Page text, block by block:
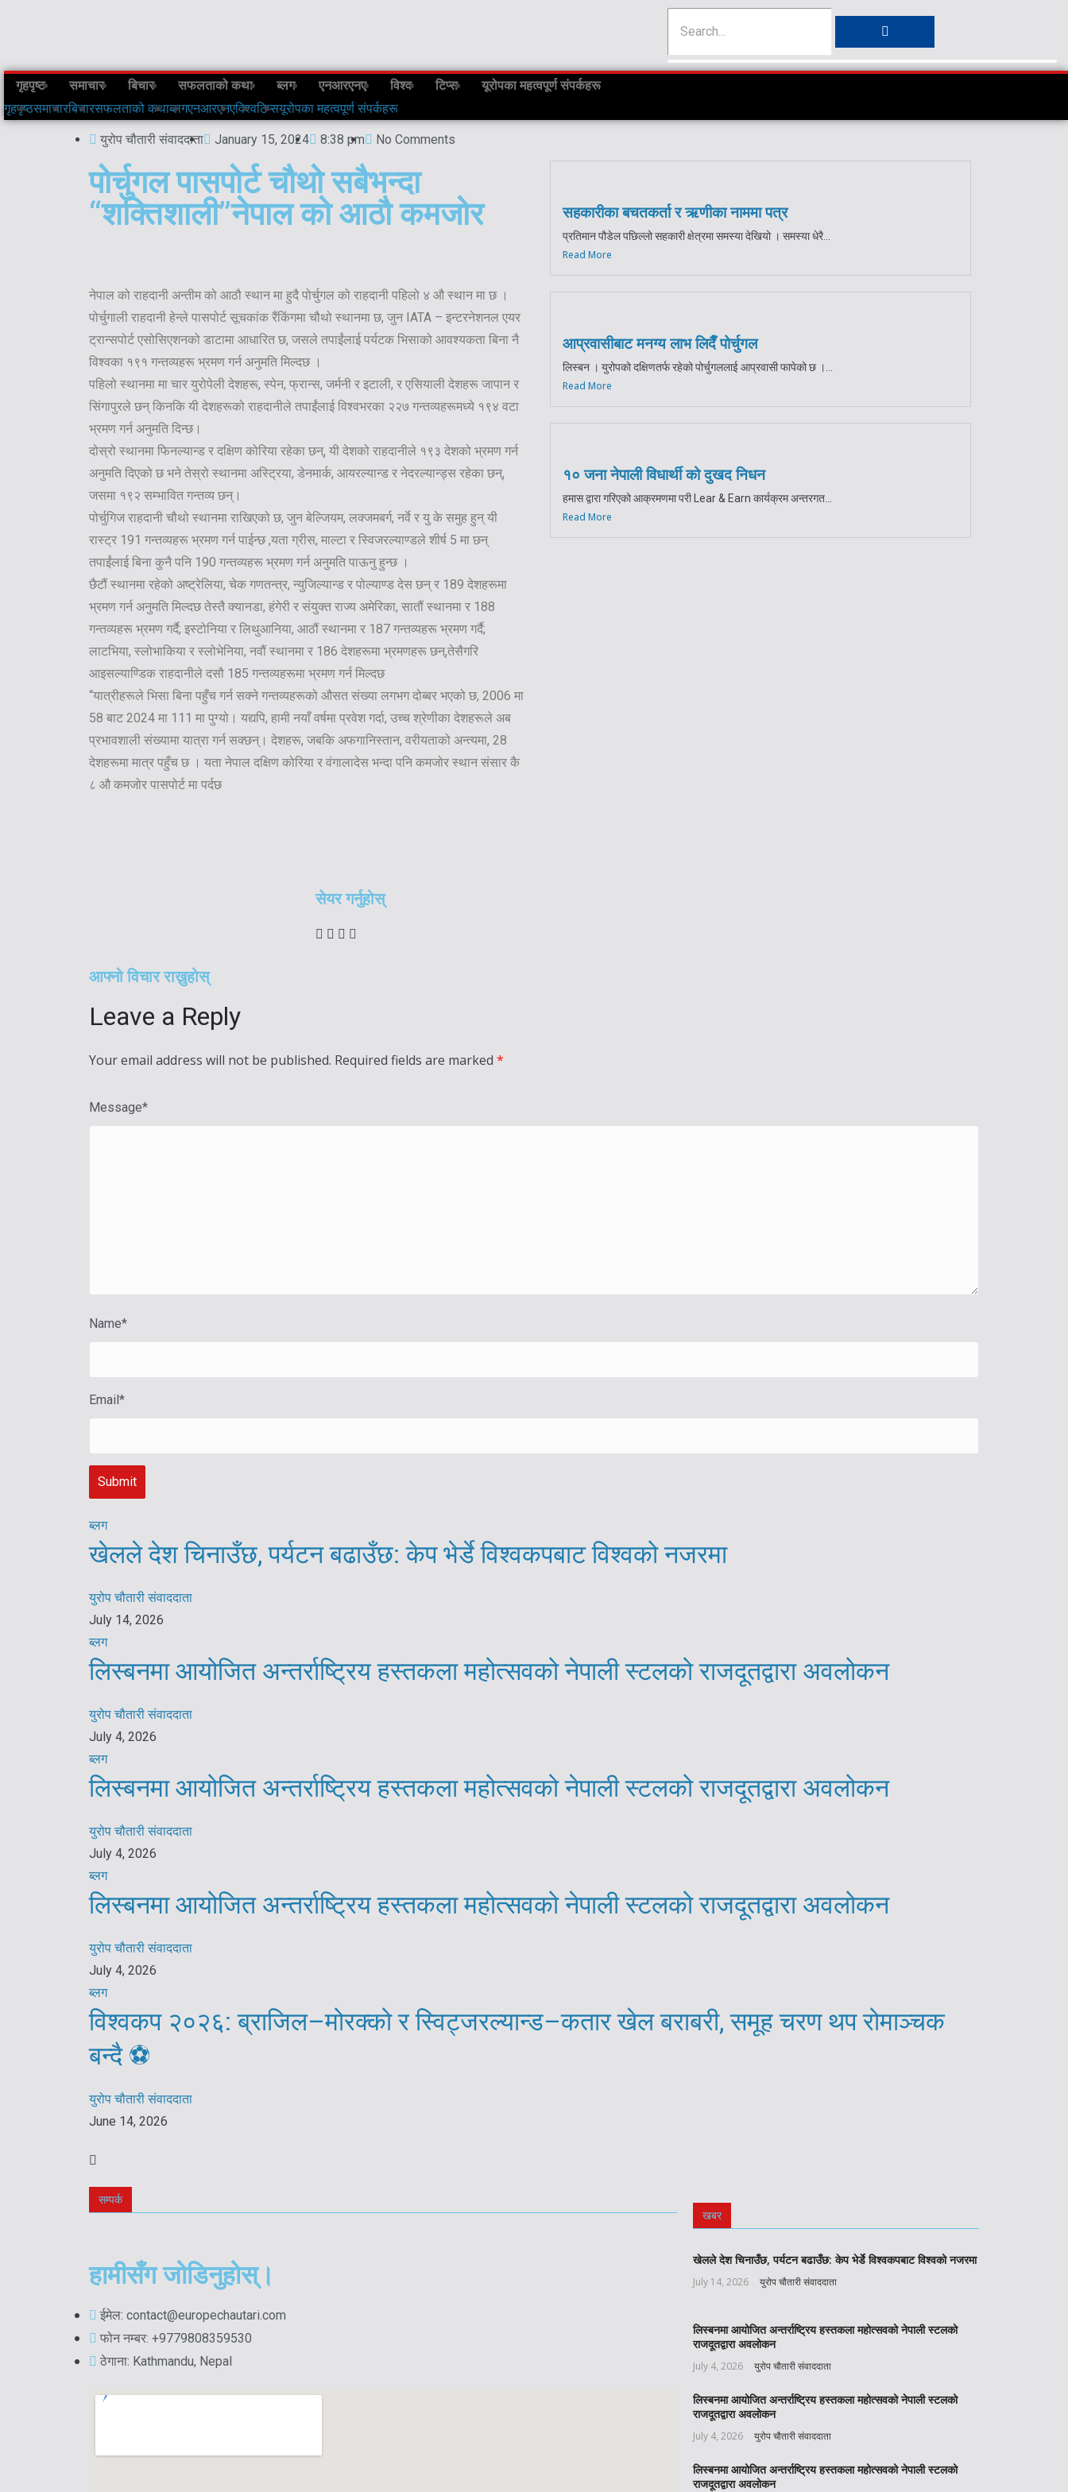
गृहपृष्ठ समाचार बिचार सफलताको कथा ब्लग एनआरएनए विश्व टिप्स
यूरोपका महत्वपूर्ण संपर्कहरू
गृहपृष्ठसमाचारबिचारसफलताको कथाब्लगएनआरएनएविश्वटिप्सयूरोपका महत्वपूर्ण संपर्कहरू
युरोप चौतारी संवाददाता January 15, 2024 8:38 pm No Comments
पोर्चुगल पासपोर्ट चौथो सबैभन्दा
“शक्तिशाली”नेपाल को आठौ कमजोर
नेपाल को राहदानी अन्तीम को आठौ स्थान मा हुदै पोर्चुगल को राहदानी पहिलो ४ औ स्थान मा छ ।
पोर्चुगाली राहदानी हेन्ले पासपोर्ट सूचकांक रैंकिंगमा चौथो स्थानमा छ, जुन IATA – इन्टरनेशनल एयर
ट्रान्सपोर्ट एसोसिएशनको डाटामा आधारित छ, जसले तपाईंलाई पर्यटक भिसाको आवश्यकता बिना नै
विश्वका १९१ गन्तव्यहरू भ्रमण गर्न अनुमति मिल्दछ ।
पहिलो स्थानमा मा चार युरोपेली देशहरू, स्पेन, फ्रान्स, जर्मनी र इटाली, र एसियाली देशहरू जापान र
सिंगापुरले छन् किनकि यी देशहरूको राहदानीले तपाईंलाई विश्वभरका २२७ गन्तव्यहरूमध्ये १९४ वटा
भ्रमण गर्न अनुमति दिन्छ।
दोस्रो स्थानमा फिनल्यान्ड र दक्षिण कोरिया रहेका छन्, यी देशको राहदानीले १९३ देशको भ्रमण गर्न
अनुमति दिएको छ भने तेस्रो स्थानमा अस्ट्रिया, डेनमार्क, आयरल्यान्ड र नेदरल्यान्ड्स रहेका छन्,
जसमा १९२ सम्भावित गन्तव्य छन्।
पोर्चुगिज राहदानी चौथो स्थानमा राखिएको छ, जुन बेल्जियम, लक्जमबर्ग, नर्वे र यु के समुह हुन् यी
रास्ट्र 191 गन्तव्यहरू भ्रमण गर्न पाईन्छ ,यता ग्रीस, माल्टा र स्विजरल्याण्डले शीर्ष 5 मा छन्
तपाईंलाई बिना कुनै पनि 190 गन्तव्यहरू भ्रमण गर्न अनुमति पाऊनु हुन्छ ।
छैटौं स्थानमा रहेको अष्ट्रेलिया, चेक गणतन्त्र, न्युजिल्यान्ड र पोल्याण्ड देस छन् र 189 देशहरूमा
भ्रमण गर्न अनुमति मिल्दछ तेस्तै क्यानडा, हंगेरी र संयुक्त राज्य अमेरिका, सातौं स्थानमा र 188
गन्तव्यहरू भ्रमण गर्दै; इस्टोनिया र लिथुआनिया, आठौं स्थानमा र 187 गन्तव्यहरू भ्रमण गर्दै;
लाटभिया, स्लोभाकिया र स्लोभेनिया, नवौं स्थानमा र 186 देशहरूमा भ्रमणहरू छन्,तेसैगरि
आइसल्याण्डिक राहदानीले दसौ 185 गन्तव्यहरूमा भ्रमण गर्न मिल्दछ
“यात्रीहरूले भिसा बिना पहुँच गर्न सक्ने गन्तव्यहरूको औसत संख्या लगभग दोब्बर भएको छ, 2006 मा
58 बाट 2024 मा 111 मा पुग्यो। यद्यपि, हामी नयाँ वर्षमा प्रवेश गर्दा, उच्च श्रेणीका देशहरूले अब
प्रभावशाली संख्यामा यात्रा गर्न सक्छन्। देशहरू, जबकि अफगानिस्तान, वरीयताको अन्त्यमा, 28
देशहरूमा मात्र पहुँच छ । यता नेपाल दक्षिण कोरिया र वंगालादेस भन्दा पनि कमजोर स्थान संसार कै
८ औ कमजोर पासपोर्ट मा पर्दछ
सेयर गर्नुहोस्
सहकारीका बचतकर्ता र ऋणीका नाममा पत्र
प्रतिमान पौडेल पछिल्लो सहकारी क्षेत्रमा समस्या देखियो । समस्या धेरै...
Read More
आप्रवासीबाट मनग्य लाभ लिदैँ पोर्चुगल
लिस्बन । युरोपको दक्षिणतर्फ रहेको पोर्चुगललाई आप्रवासी फापेको छ ।...
Read More
१० जना नेपाली विधार्थी को दुखद निधन
हमास द्वारा गरिएको आक्रमणमा परी Lear & Earn कार्यक्रम अन्तरगत...
Read More
आफ्नो विचार राख्नुहोस्
Leave a Reply
Your email address will not be published. Required fields are marked *
Message*
Name*
Email*
ब्लग
खेलले देश चिनाउँछ, पर्यटन बढाउँछ: केप भेर्डे विश्वकपबाट विश्वको नजरमा
युरोप चौतारी संवाददाता
July 14, 2026
ब्लग
लिस्बनमा आयोजित अन्तर्राष्ट्रिय हस्तकला महोत्सवको नेपाली स्टलको राजदूतद्वारा अवलोकन
युरोप चौतारी संवाददाता
July 4, 2026
ब्लग
लिस्बनमा आयोजित अन्तर्राष्ट्रिय हस्तकला महोत्सवको नेपाली स्टलको राजदूतद्वारा अवलोकन
युरोप चौतारी संवाददाता
July 4, 2026
ब्लग
लिस्बनमा आयोजित अन्तर्राष्ट्रिय हस्तकला महोत्सवको नेपाली स्टलको राजदूतद्वारा अवलोकन
युरोप चौतारी संवाददाता
July 4, 2026
ब्लग
विश्वकप २०२६: ब्राजिल–मोरक्को र स्विट्जरल्यान्ड–कतार खेल बराबरी, समूह चरण थप रोमाञ्चक
बन्दै ⚽️
युरोप चौतारी संवाददाता
June 14, 2026
सम्पर्क
हामीसँग जोडिनुहोस्।
ईमेल: contact@europechautari.com
फोन नम्बर: +9779808359530
ठेगाना: Kathmandu, Nepal
खबर
खेलले देश चिनाउँछ, पर्यटन बढाउँछ: केप भेर्डे विश्वकपबाट विश्वको नजरमा
July 14, 2026 युरोप चौतारी संवाददाता
लिस्बनमा आयोजित अन्तर्राष्ट्रिय हस्तकला महोत्सवको नेपाली स्टलको
राजदूतद्वारा अवलोकन
July 4, 2026 युरोप चौतारी संवाददाता
लिस्बनमा आयोजित अन्तर्राष्ट्रिय हस्तकला महोत्सवको नेपाली स्टलको
राजदूतद्वारा अवलोकन
July 4, 2026 युरोप चौतारी संवाददाता
लिस्बनमा आयोजित अन्तर्राष्ट्रिय हस्तकला महोत्सवको नेपाली स्टलको
राजदूतद्वारा अवलोकन